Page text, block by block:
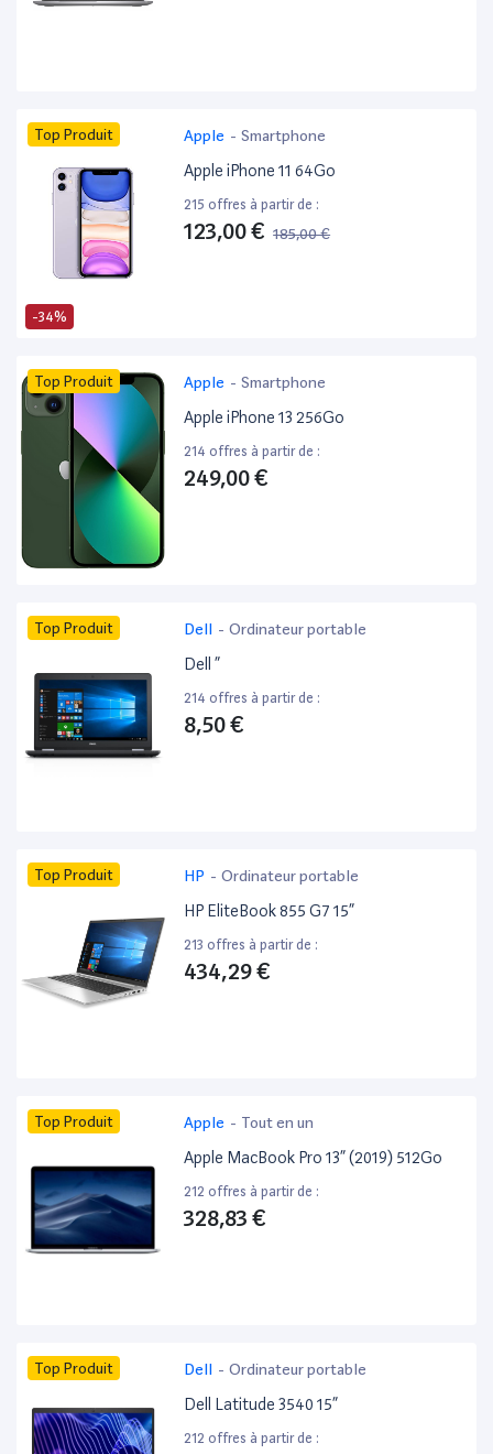
-34%
Top Produit Apple - Smartphone
Apple iPhone 11 64Go
215 offres à partir de :
123,00 € 185,00 €
Top Produit Apple - Smartphone
Apple iPhone 13 256Go
214 offres à partir de :
249,00 €
Top Produit Dell - Ordinateur portable
Dell ”
214 offres à partir de :
8,50 €
Top Produit HP - Ordinateur portable
HP EliteBook 855 G7 15”
213 offres à partir de :
434,29 €
Top Produit Apple - Tout en un
Apple MacBook Pro 13” (2019) 512Go
212 offres à partir de :
328,83 €
Top Produit Dell - Ordinateur portable
Dell Latitude 3540 15”
212 offres à partir de :